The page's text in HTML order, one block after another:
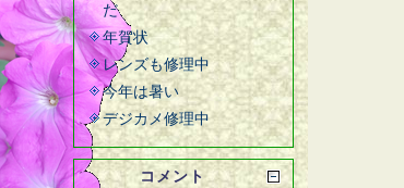
だ
年賀状
レンズも修理中
今年は暑い
デジカメ修理中
コメント